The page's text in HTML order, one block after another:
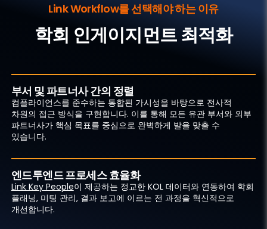
Link Workflow를 선택해야 하는 이유
학회 인게이지먼트 최적화
부서 및 파트너사 간의 정렬
컴플라이언스를 준수하는 통합된 가시성을 바탕으로 전사적
차원의 접근 방식을 구현합니다. 이를 통해 모든 유관 부서와 외부
파트너사가 핵심 목표를 중심으로 완벽하게 발을 맞출 수
있습니다.
엔드투엔드 프로세스 효율화
Link Key People이 제공하는 정교한 KOL 데이터와 연동하여 학회
플래닝, 미팅 관리, 결과 보고에 이르는 전 과정을 혁신적으로
개선합니다.